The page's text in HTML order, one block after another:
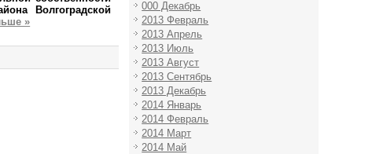
Волгоградской
»
000 Декабрь
2013 Февраль
2013 Апрель
2013 Июль
2013 Август
2013 Сентябрь
2013 Декабрь
2014 Январь
2014 Февраль
2014 Март
2014 Май